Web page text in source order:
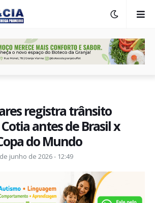
registra trânsito
antes de Brasil x
do Mundo
junho de 2026 - 12:49